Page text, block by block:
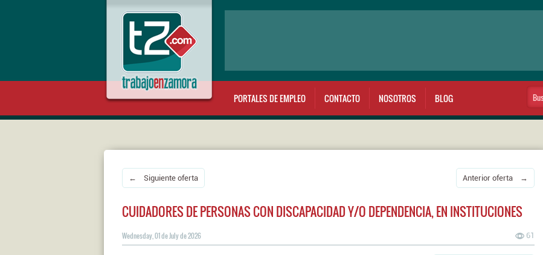
PORTALES DE EMPLEO CONTACTO NOSOTROS BLOG
← Siguiente oferta Anterior oferta →
CUIDADORES DE PERSONAS CON DISCAPACIDAD Y/O DEPENDENCIA, EN INSTITUCIONES
Wednesday, 01 de July de 2026 61